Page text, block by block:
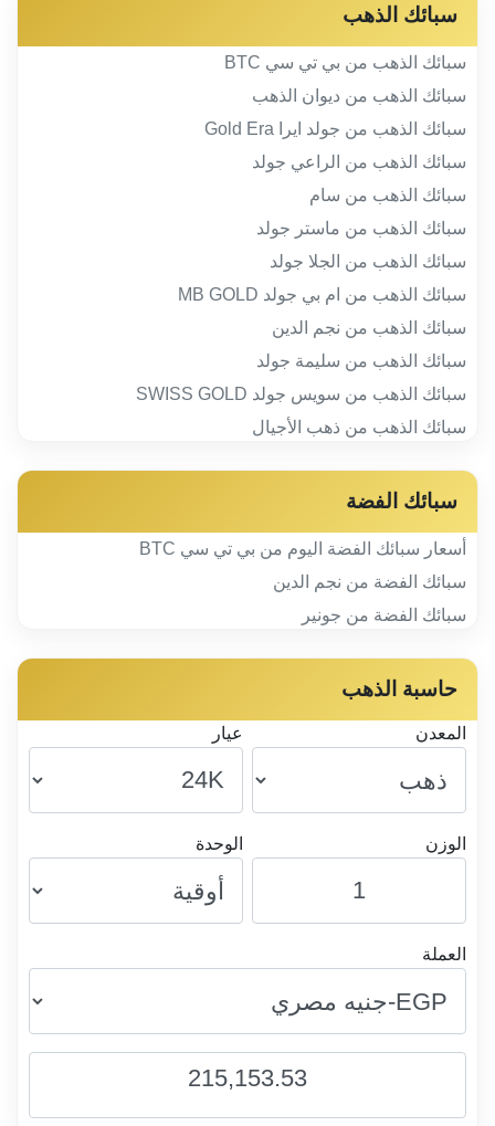
سبائك الذهب
سبائك الذهب من بي تي سي BTC
سبائك الذهب من ديوان الذهب
سبائك الذهب من جولد ايرا Gold Era
سبائك الذهب من الراعي جولد
سبائك الذهب من سام
سبائك الذهب من ماستر جولد
سبائك الذهب من الجلا جولد
سبائك الذهب من ام بي جولد MB GOLD
سبائك الذهب من نجم الدين
سبائك الذهب من سليمة جولد
سبائك الذهب من سويس جولد SWISS GOLD
سبائك الذهب من ذهب الأجيال
سبائك الفضة
أسعار سبائك الفضة اليوم من بي تي سي BTC
سبائك الفضة من نجم الدين
سبائك الفضة من جونير
حاسبة الذهب
المعدن عيار
الوزن الوحدة
العملة
215,153.53